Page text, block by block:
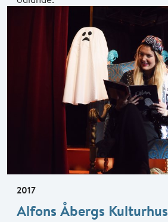
2017
Alfons Åbergs Kulturhus